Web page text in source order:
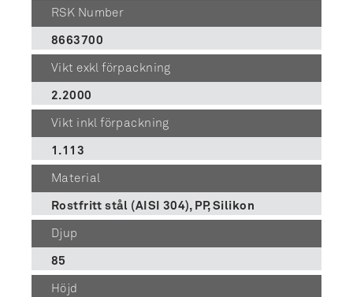
RSK Number
8663700
Vikt exkl förpackning
2.2000
Vikt inkl förpackning
1.113
Material
Rostfritt stål (AISI 304), PP, Silikon
Djup
85
Höjd